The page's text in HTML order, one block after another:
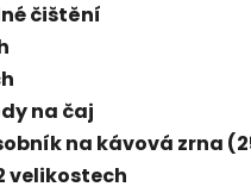
čištění
na čaj
na kávová zrna
velikostech